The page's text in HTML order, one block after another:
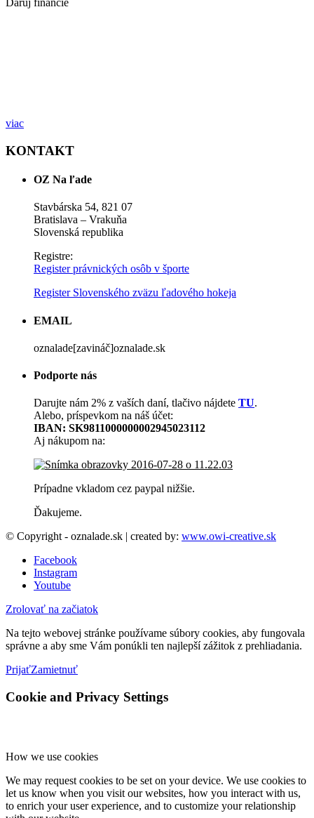
Daruj financie
viac
KONTAKT
OZ Na ľade
Stavbárska 54, 821 07
Bratislava – Vrakuňa
Slovenská republika
Registre:
Register právnických osôb v športe
Register Slovenského zväzu ľadového hokeja
EMAIL
oznalade[zavináč]oznalade.sk
Podporte nás
Darujte nám 2% z vaších daní, tlačivo nájdete TU.
Alebo, príspevkom na náš účet:
IBAN: SK9811000000002945023112
Aj nákupom na:
Prípadne vkladom cez paypal nižšie.
Ďakujeme.
© Copyright - oznalade.sk | created by: www.owi-creative.sk
Facebook
Instagram
Youtube
Zrolovať na začiatok
Na tejto webovej stránke používame súbory cookies, aby fungovala
správne a aby sme Vám ponúkli ten najlepší zážitok z prehliadania.
PrijaťZamietnuť
Cookie and Privacy Settings
How we use cookies
We may request cookies to be set on your device. We use cookies to
let us know when you visit our websites, how you interact with us,
to enrich your user experience, and to customize your relationship